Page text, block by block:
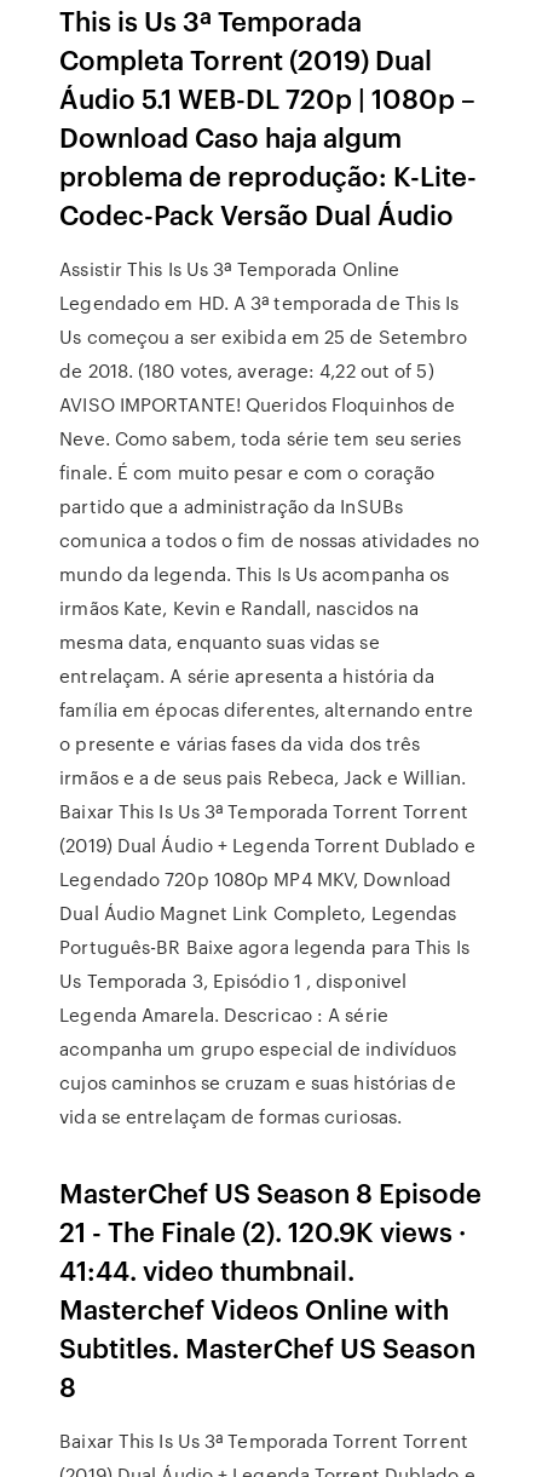
This is Us 3ª Temporada
Completa Torrent (2019) Dual
Áudio 5.1 WEB-DL 720p | 1080p –
Download Caso haja algum
problema de reprodução: K-Lite-
Codec-Pack Versão Dual Áudio
Assistir This Is Us 3ª Temporada Online
Legendado em HD. A 3ª temporada de This Is
Us começou a ser exibida em 25 de Setembro
de 2018. (180 votes, average: 4,22 out of 5)
AVISO IMPORTANTE! Queridos Floquinhos de
Neve. Como sabem, toda série tem seu series
finale. É com muito pesar e com o coração
partido que a administração da InSUBs
comunica a todos o fim de nossas atividades no
mundo da legenda. This Is Us acompanha os
irmãos Kate, Kevin e Randall, nascidos na
mesma data, enquanto suas vidas se
entrelaçam. A série apresenta a história da
família em épocas diferentes, alternando entre
o presente e várias fases da vida dos três
irmãos e a de seus pais Rebeca, Jack e Willian.
Baixar This Is Us 3ª Temporada Torrent Torrent
(2019) Dual Áudio + Legenda Torrent Dublado e
Legendado 720p 1080p MP4 MKV, Download
Dual Áudio Magnet Link Completo, Legendas
Português-BR Baixe agora legenda para This Is
Us Temporada 3, Episódio 1 , disponivel
Legenda Amarela. Descricao : A série
acompanha um grupo especial de indivíduos
cujos caminhos se cruzam e suas histórias de
vida se entrelaçam de formas curiosas.
MasterChef US Season 8 Episode
21 - The Finale (2). 120.9K views ·
41:44. video thumbnail.
Masterchef Videos Online with
Subtitles. MasterChef US Season
8
Baixar This Is Us 3ª Temporada Torrent Torrent